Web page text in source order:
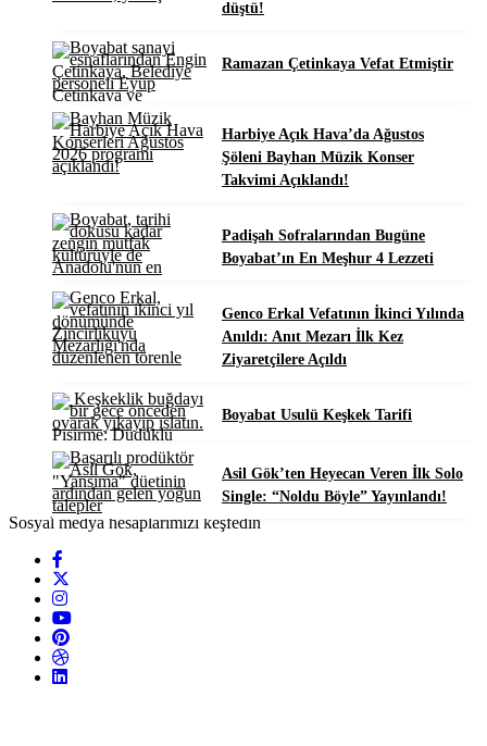
düştü!
Ramazan Çetinkaya Vefat Etmiştir
Harbiye Açık Hava’da Ağustos
Şöleni Bayhan Müzik Konser
Takvimi Açıklandı!
Padişah Sofralarından Bugüne
Boyabat’ın En Meşhur 4 Lezzeti
Genco Erkal Vefatının İkinci Yılında
Anıldı: Anıt Mezarı İlk Kez
Ziyaretçilere Açıldı
Boyabat Usulü Keşkek Tarifi
Asil Gök’ten Heyecan Veren İlk Solo
Single: “Noldu Böyle” Yayınlandı!
Sosyal medya hesaplarımızı keşfedin